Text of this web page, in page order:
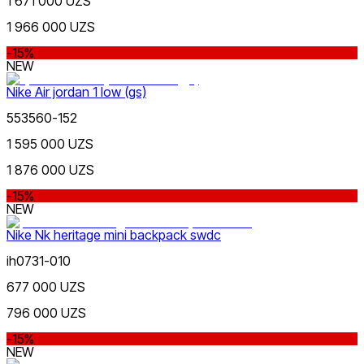
1 966 000 UZS
-15%
NEW
Nike Air jordan 1 low (gs)
553560-152
1 595 000 UZS
1 876 000 UZS
-15%
NEW
Nike Nk heritage mini backpack swdc
ih0731-010
677 000 UZS
796 000 UZS
-15%
NEW